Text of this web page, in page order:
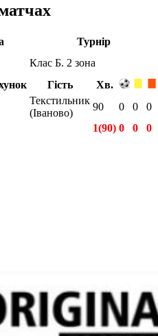
Турнір
Клас Б. 2 зона
Гість
Хв.
Текстильник
(Іваново)
90 0 0
0
1(90) 0 0
0